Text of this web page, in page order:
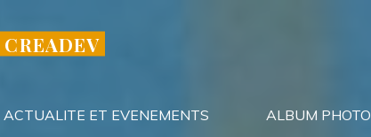
ACTUALITE ET EVENEMENTS ALBUM PHOTO